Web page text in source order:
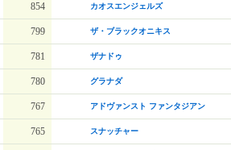
854 カオスエンジェルズ
799 ザ・ブラックオニキス
781 ザナドゥ
780 グラナダ
767 アドヴァンスト ファンタジアン
765 スナッチャー